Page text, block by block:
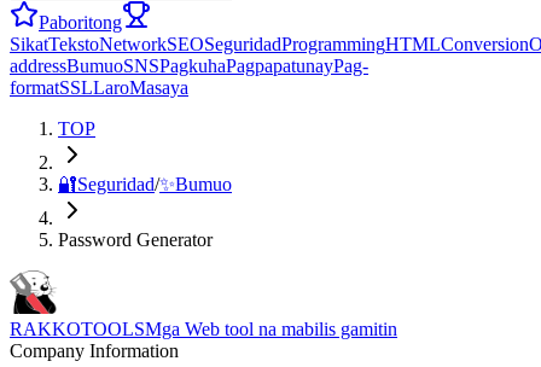
Paboritong
SikatTekstoNetworkSEOSeguridadProgrammingHTMLConversion
addressBumuoSNSPagkuhaPagpapatunayPag-
formatSSLLaroMasaya
TOP
🔐Seguridad/✨Bumuo
Password Generator
RAKKOTOOLSMga Web tool na mabilis gamitin
Company Information